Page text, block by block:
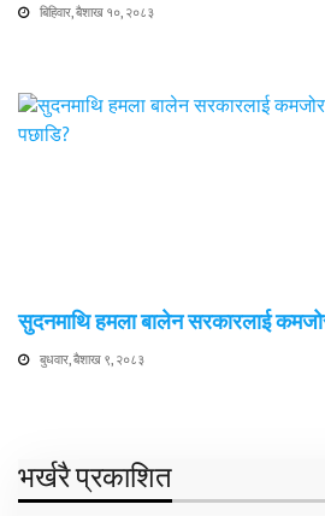
बिहिवार, बैशाख १०, २०८३
सुदनमाथि हमला बालेन सरकारलाई
बुधवार, बैशाख ९, २०८३
भर्खरै प्रकाशित